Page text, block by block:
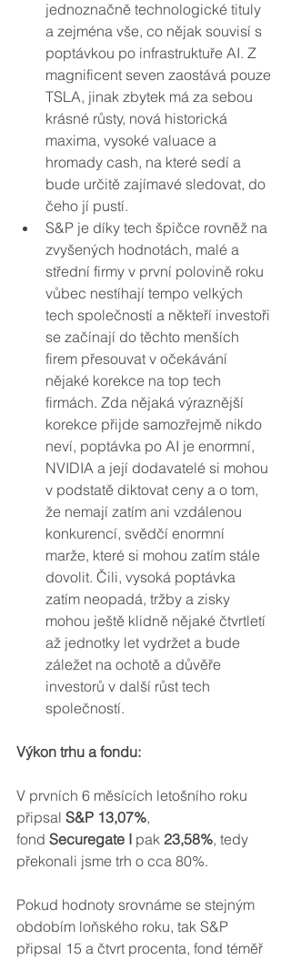
jednoznačně technologické tituly
a zejména vše, co nějak souvisí s
poptávkou po infrastruktuře AI. Z
magnificent seven zaostává pouze
TSLA, jinak zbytek má za sebou
krásné růsty, nová historická
maxima, vysoké valuace a
hromady cash, na které sedí a
bude určitě zajímavé sledovat, do
čeho jí pustí.
S&P je díky tech špičce rovněž na
zvyšených hodnotách, malé a
střední firmy v první polovině roku
vůbec nestíhají tempo velkých
tech společností a někteří investoři
se začínají do těchto menších
firem přesouvat v očekávání
nějaké korekce na top tech
firmách. Zda nějaká výraznější
korekce přijde samozřejmě nikdo
neví, poptávka po AI je enormní,
NVIDIA a její dodavatelé si mohou
v podstatě diktovat ceny a o tom,
že nemají zatím ani vzdálenou
konkurencí, svědčí enormní
marže, které si mohou zatím stále
dovolit. Čili, vysoká poptávka
zatím neopadá, tržby a zisky
mohou ještě klidně nějaké čtvrtletí
až jednotky let vydržet a bude
záležet na ochotě a důvěře
investorů v další růst tech
společností.
Výkon trhu a fondu:
V prvních 6 měsících letošního roku
připsal S&P 13,07%,
fond Securegate I pak 23,58%, tedy
překonali jsme trh o cca 80%.
Pokud hodnoty srovnáme se stejným
obdobím loňského roku, tak S&P
připsal 15 a čtvrt procenta, fond téměř